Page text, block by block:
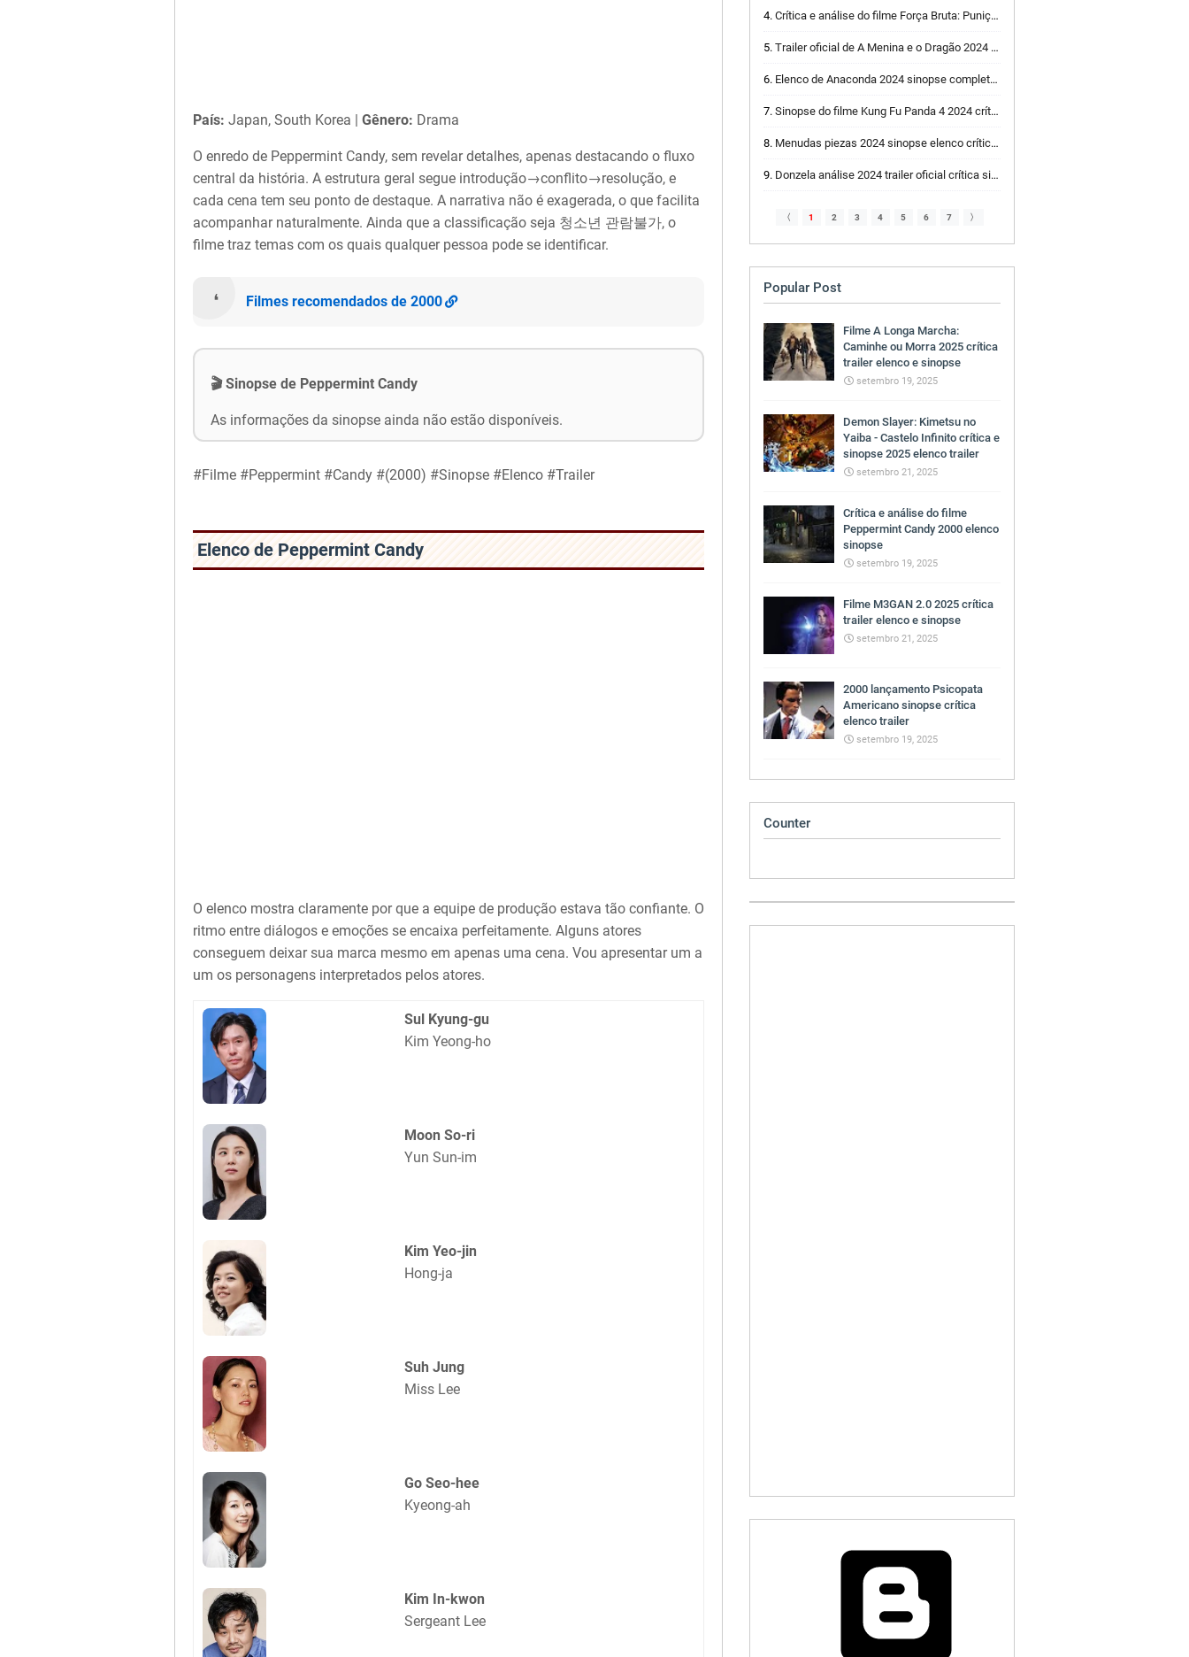
País: Japan, South Korea | Gênero: Drama
O enredo de Peppermint Candy, sem revelar detalhes, apenas destacando o fluxo
central da história. A estrutura geral segue introdução→conflito→resolução, e
cada cena tem seu ponto de destaque. A narrativa não é exagerada, o que facilita
acompanhar naturalmente. Ainda que a classificação seja 청소년 관람불가, o
filme traz temas com os quais qualquer pessoa pode se identificar.
Filmes recomendados de 2000
🎬 Sinopse de Peppermint Candy
As informações da sinopse ainda não estão disponíveis.
#Filme #Peppermint #Candy #(2000) #Sinopse #Elenco #Trailer
Elenco de Peppermint Candy
O elenco mostra claramente por que a equipe de produção estava tão confiante. O
ritmo entre diálogos e emoções se encaixa perfeitamente. Alguns atores
conseguem deixar sua marca mesmo em apenas uma cena. Vou apresentar um a
um os personagens interpretados pelos atores.
Sul Kyung-gu
Kim Yeong-ho
Moon So-ri
Yun Sun-im
Kim Yeo-jin
Hong-ja
Suh Jung
Miss Lee
Go Seo-hee
Kyeong-ah
Kim In-kwon
Sergeant Lee
Crítica e análise do filme Força Bruta: Punição 2024 elenco sinopse
Trailer oficial de A Menina e o Dragão 2024 sinopse crítica elenco
Elenco de Anaconda 2024 sinopse completa crítica
Sinopse do filme Kung Fu Panda 4 2024 crítica elenco trailer
Menudas piezas 2024 sinopse elenco crítica trailer
Donzela análise 2024 trailer oficial crítica sinopse
〈 1 2 3 4 5 6 7 〉
Popular Post
Filme A Longa Marcha:
Caminhe ou Morra 2025 crítica
trailer elenco e sinopse
setembro 19, 2025
Demon Slayer: Kimetsu no
Yaiba - Castelo Infinito crítica e
sinopse 2025 elenco trailer
setembro 21, 2025
Crítica e análise do filme
Peppermint Candy 2000 elenco
sinopse
setembro 19, 2025
Filme M3GAN 2.0 2025 crítica
trailer elenco e sinopse
setembro 21, 2025
2000 lançamento Psicopata
Americano sinopse crítica
elenco trailer
setembro 19, 2025
Counter